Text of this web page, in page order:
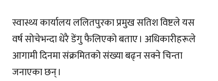
स्वास्थ्य कार्यालय ललितपुरका प्रमुख सतिश विष्टले यस
वर्ष सोचेभन्दा धेरै डेंगु फैलिएको बताए । अधिकारीहरूले
आगामी दिनमा संक्रमितको संख्या बढ्न सक्ने चिन्ता
जनाएका छन् ।